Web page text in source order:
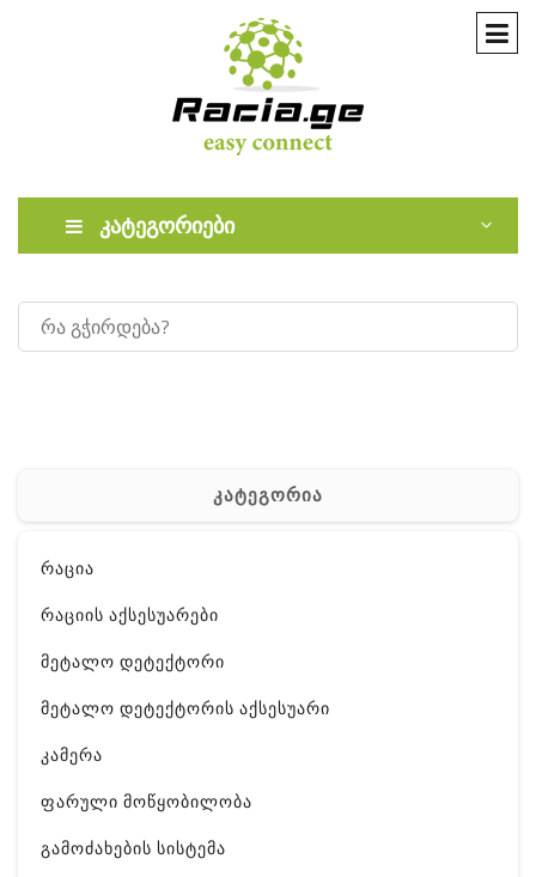
კატეგორიები
კატეგორია
რაცია
რაციის აქსესუარები
მეტალო დეტექტორი
მეტალო დეტექტორის აქსესუარი
კამერა
ფარული მოწყობილობა
გამოძახების სისტემა